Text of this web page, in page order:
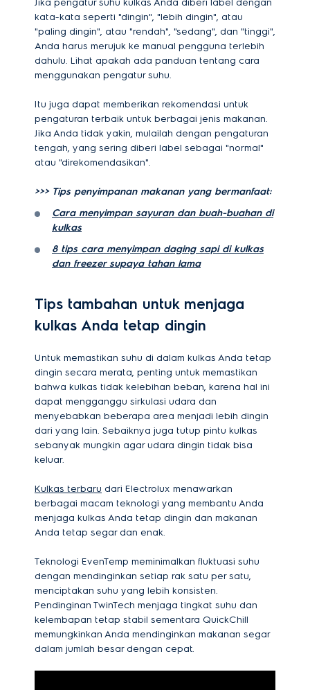
kata-kata seperti "dingin", "lebih dingin", atau
"paling dingin", atau "rendah", "sedang", dan "tinggi",
Anda harus merujuk ke manual pengguna terlebih
dahulu. Lihat apakah ada panduan tentang cara
menggunakan pengatur suhu.
Itu juga dapat memberikan rekomendasi untuk
pengaturan terbaik untuk berbagai jenis makanan.
Jika Anda tidak yakin, mulailah dengan pengaturan
tengah, yang sering diberi label sebagai "normal"
atau "direkomendasikan".
>>> Tips penyimpanan makanan yang bermanfaat:
Cara menyimpan sayuran dan buah-buahan di
kulkas
8 tips cara menyimpan daging sapi di kulkas
dan freezer supaya tahan lama
Tips tambahan untuk menjaga
kulkas Anda tetap dingin
Untuk memastikan suhu di dalam kulkas Anda tetap
dingin secara merata, penting untuk memastikan
bahwa kulkas tidak kelebihan beban, karena hal ini
dapat mengganggu sirkulasi udara dan
menyebabkan beberapa area menjadi lebih dingin
dari yang lain. Sebaiknya juga tutup pintu kulkas
sebanyak mungkin agar udara dingin tidak bisa
keluar.
Kulkas terbaru dari Electrolux menawarkan
berbagai macam teknologi yang membantu Anda
menjaga kulkas Anda tetap dingin dan makanan
Anda tetap segar dan enak.
Teknologi EvenTemp meminimalkan fluktuasi suhu
dengan mendinginkan setiap rak satu per satu,
menciptakan suhu yang lebih konsisten.
Pendinginan TwinTech menjaga tingkat suhu dan
kelembapan tetap stabil sementara QuickChill
memungkinkan Anda mendinginkan makanan segar
dalam jumlah besar dengan cepat.